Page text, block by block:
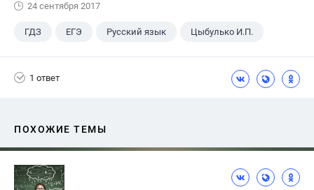
24 сентября 2017
ГДЗ ЕГЭ Русский язык Цыбулько И.П.
1 ответ
ПОХОЖИЕ ТЕМЫ